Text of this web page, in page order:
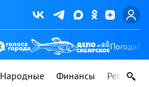
Погода
Народные Финансы Регионы